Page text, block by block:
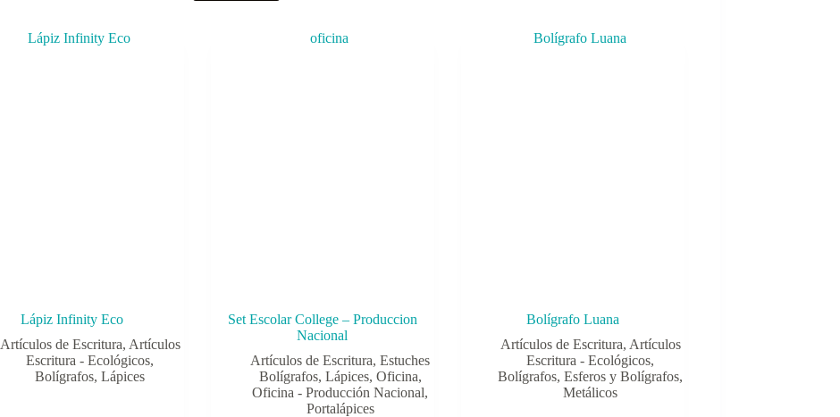
Lápiz Infinity Eco
Artículos de Escritura, Artículos
Escritura - Ecológicos,
Bolígrafos,Lápices
Set Escolar College – Produccion
Nacional
Artículos de Escritura,Estuches
Bolígrafos, Lápices, Oficina,
Oficina - Producción Nacional,
Portalápices
Bolígrafo Luana
Artículos de Escritura, Artículos
Escritura - Ecológicos,
Bolígrafos,Esferos y Bolígrafos,
Metálicos